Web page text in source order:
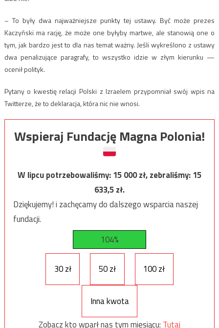
– To były dwa najważniejsze punkty tej ustawy. Być może prezes
Kaczyński ma rację, że może one byłyby martwe, ale stanowią one o
tym, jak bardzo jest to dla nas temat ważny. Jeśli wykreślono z ustawy
dwa penalizujące paragrafy, to wszystko idzie w złym kierunku —
ocenił polityk.
Pytany o kwestię relacji Polski z Izraelem przypomniał swój wpis na
Twitterze, że to deklaracja, która nic nie wnosi.
Wspieraj Fundację Magna Polonia!
W lipcu potrzebowaliśmy:15 000zł, zebraliśmy:15
633,5zł.
Dziękujemy! i zachęcamy do dalszego wsparcia naszej
fundacji.
104%
30 zł 50 zł 100 zł
Inna kwota
Zobacz kto wparł nas tym miesiącu: Tutaj